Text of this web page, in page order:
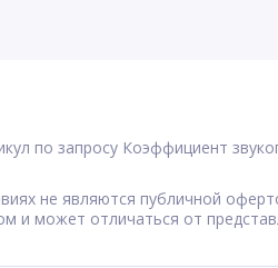
по запросу Коэффициент
не являются публичной
и может отличаться от